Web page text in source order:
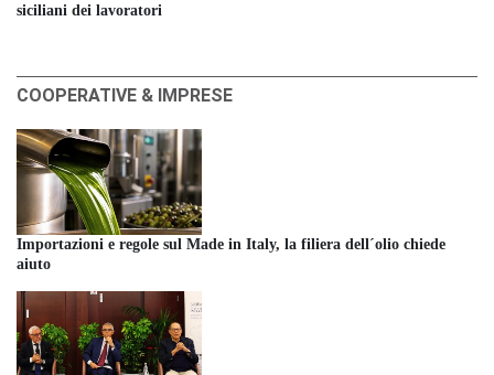
siciliani dei lavoratori
COOPERATIVE & IMPRESE
Importazioni e regole sul Made in Italy, la filiera dell´olio chiede
aiuto